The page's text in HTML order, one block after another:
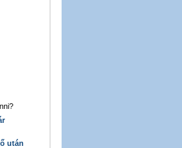
után